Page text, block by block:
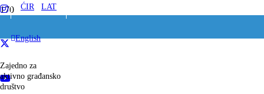
ĆIR/ LAT
English
Zajedno za
aktivno građansko
društvo